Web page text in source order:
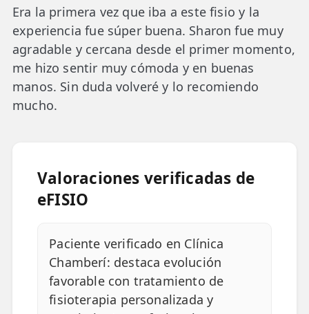
Era la primera vez que iba a este fisio y la
experiencia fue súper buena. Sharon fue muy
agradable y cercana desde el primer momento,
me hizo sentir muy cómoda y en buenas
manos. Sin duda volveré y lo recomiendo
mucho.
Valoraciones verificadas de
eFISIO
Paciente verificado en Clínica
Chamberí: destaca evolución
favorable con tratamiento de
fisioterapia personalizada y